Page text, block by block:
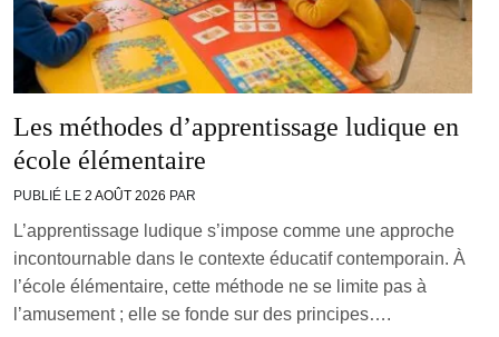
Les méthodes d’apprentissage ludique en
école élémentaire
PUBLIÉ LE 2 AOÛT 2026 PAR
L’apprentissage ludique s’impose comme une approche
incontournable dans le contexte éducatif contemporain. À
l’école élémentaire, cette méthode ne se limite pas à
l’amusement ; elle se fonde sur des principes….